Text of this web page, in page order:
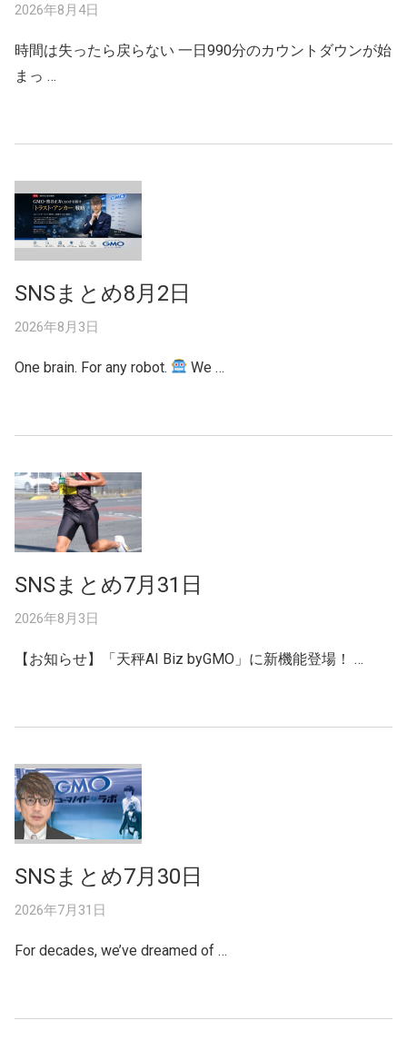
2026年8月4日
時間は失ったら戻らない 一日990分のカウントダウンが始
まっ …
SNSまとめ8月2日
2026年8月3日
One brain. For any robot. We …
SNSまとめ7月31日
2026年8月3日
【お知らせ】「天秤AI Biz byGMO」に新機能登場！ …
SNSまとめ7月30日
2026年7月31日
For decades, we’ve dreamed of …